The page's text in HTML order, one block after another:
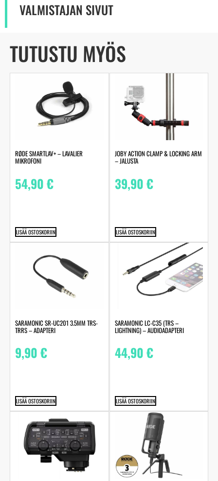
VALMISTAJAN SIVUT
TUTUSTU MYÖS
RØDE SMARTLAV+ – LAVALIER
MIKROFONI
54,90€
LISÄÄ OSTOSKORIIN
JOBY ACTION CLAMP & LOCKING ARM
– JALUSTA
39,90€
LISÄÄ OSTOSKORIIN
SARAMONIC SR-UC201 3.5MM TRS-
TRRS – ADAPTERI
9,90€
LISÄÄ OSTOSKORIIN
SARAMONIC LC-C35 (TRS –
LIGHTNING) – AUDIOADAPTERI
44,90€
LISÄÄ OSTOSKORIIN